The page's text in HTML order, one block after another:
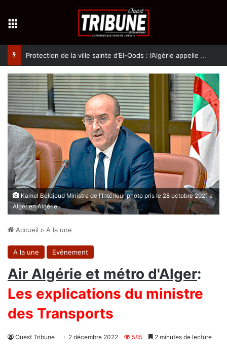
Protection de la ville sainte d’El-Qods : l’Algérie appelle à une action collective
Kamel Beldjoud Ministre de l'Intérieur photo pris le 28 octobre 2021 a
Alger en Algérie
Accueil > A la une
A la une Evênement
Air Algérie et métro d'Alger:
Les explications du ministre
des Transports
Ouest Tribune 2 décembre 2022 585 2 minutes de lecture